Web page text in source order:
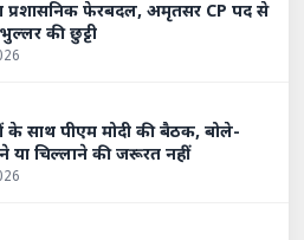
प्रशासनिक फेरबदल, अमृतसर CP पद से
की छुट्टी
के साथ पीएम मोदी की बैठक, बोले-
या चिल्लाने की जरूरत नहीं